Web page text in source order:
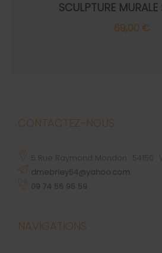
SCULPTURE MURALE
69,00 €
CONTACTEZ-NOUS
5 Rue Raymond Mondon 54150
dmebriey54@yahoo.com
09 74 56 95 59
NAVIGATIONS